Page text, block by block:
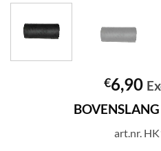
€6,90
art.nr.